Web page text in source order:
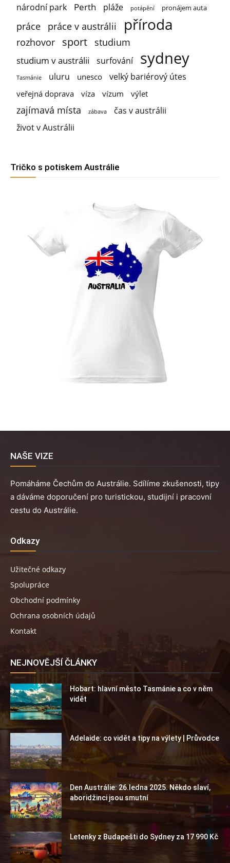
národní park Perth pláže potápění pronájem auta
práce práce v austrálii příroda
rozhovor sport studium
studium v austrálii surfování sydney
Tasmánie uluru unesco velký bariérový útes
veřejná doprava víza vízum výlet
zajímavá místa zábava
čas v austrálii
život v Austrálii
Tričko s potiskem Austrálie
NAŠE VIZE
Pomáháme Čechům do Austrálie. Sdílíme zkušenosti, tipy
a dáváme doporučení pro turistickou, studijní i pracovní
cestu do Austrálie.
Odkazy
Užitečné odkazy
Spolupráce
Obchodní podmínky
Ochrana osobních údajů
Kontakt
NEJNOVĚJŠÍ ČLÁNKY
Hobart: hlavní město Tasmánie a co v něm
vidět
Adelaide: co vidět a tipy na výlety | Průvodce
Den Austrálie: 26.ledna 2025. Někdo slaví,
aboridžinci jsou smutní
Letenky z Budapešti do Sydney za 17 990 Kč